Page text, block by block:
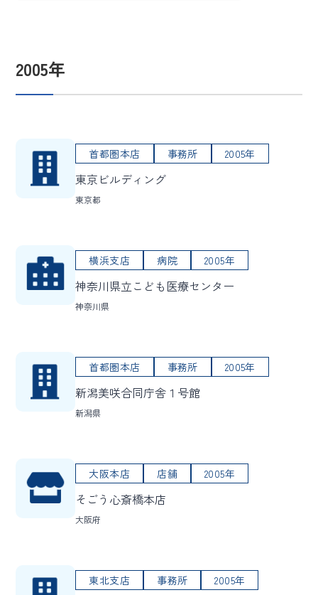
2005年
首都圏本店 事務所 2005年
東京ビルディング
東京都
横浜支店 病院 2005年
神奈川県立こども医療センター
神奈川県
首都圏本店 事務所 2005年
新潟美咲合同庁舎１号館
新潟県
大阪本店 店舗 2005年
そごう心斎橋本店
大阪府
東北支店 事務所 2005年